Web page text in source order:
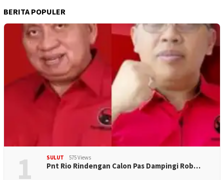
BERITA POPULER
1 SULUT 575 Views
Pnt Rio Rindengan Calon Pas Dampingi Rob…